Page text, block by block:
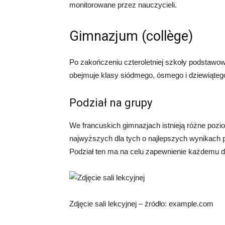
monitorowane przez nauczycieli.
Gimnazjum (collège)
Po zakończeniu czteroletniej szkoły
obejmuje klasy siódmego, ósmego i
Podział na grupy
We francuskich gimnazjach istnieją różne
najwyższych dla tych o najlepszych wynikach
Podział ten ma na celu zapewnienie
Zdjęcie sali lekcyjnej – źródło: example.com